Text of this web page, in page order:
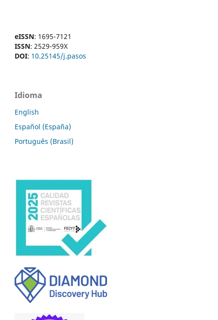
eISSN: 1695-7121
ISSN: 2529-959X
DOI: 10.25145/j.pasos
Idioma
English
Español (España)
Português (Brasil)